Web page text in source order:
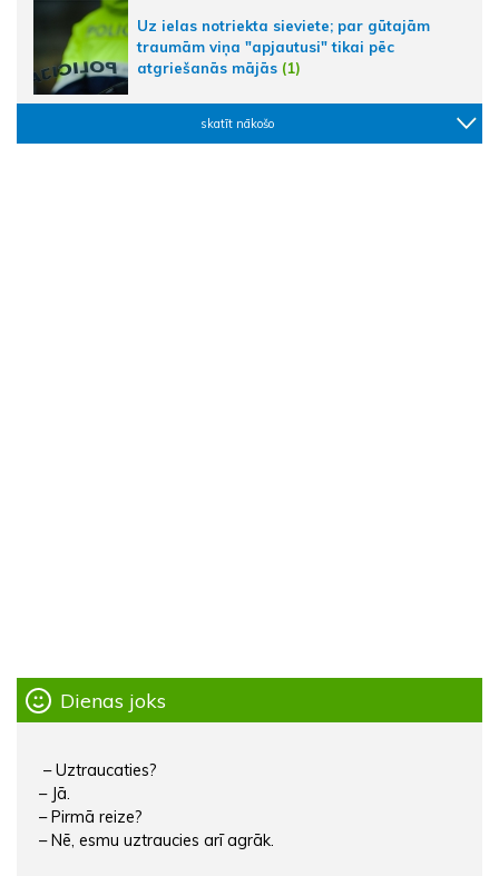
Uz ielas notriekta sieviete; par gūtajām
traumām viņa "apjautusi" tikai pēc
atgriešanās mājās (1)
skatīt nākošo
Dienas joks
– Uztraucaties?
– Jā.
– Pirmā reize?
– Nē, esmu uztraucies arī agrāk.